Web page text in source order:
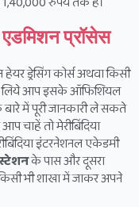
एडमिशन प्रॉसेस
ड्रेसिंग कोर्स अथवा किसी
लिये आप इसके ऑफिशियल
में पूरी जानकारी ले सकते
चाहें तो मेरीबिंदिया
इंटरनेशनल एकेडमी
स्टेशनके पास और दूसरा
भी शाखा में जाकर अपने